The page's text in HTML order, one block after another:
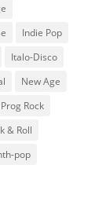
Indie Pop
Italo-Disco
New Age
Prog Rock
& Roll
pop